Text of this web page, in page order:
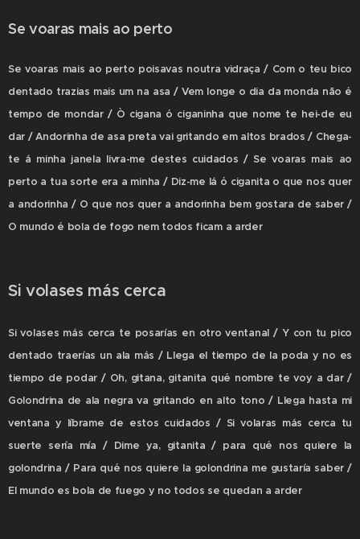
Se voaras mais ao perto
Se voaras mais ao perto poisavas noutra vidraça / Com o teu bico
dentado trazias mais um na asa / Vem longe o dia da monda não é
tempo de mondar / Ò cigana ó ciganinha que nome te hei-de eu
dar / Andorinha de asa preta vai gritando em altos brados / Chega-
te á minha janela livra-me destes cuidados / Se voaras mais ao
perto a tua sorte era a minha / Diz-me lá ó ciganita o que nos quer
a andorinha / O que nos quer a andorinha bem gostara de saber /
O mundo é bola de fogo nem todos ficam a arder
Si volases más cerca
Si volases más cerca te posarías en otro ventanal / Y con tu pico
dentado traerías un ala más / Llega el tiempo de la poda y no es
tiempo de podar / Oh, gitana, gitanita qué nombre te voy a dar /
Golondrina de ala negra va gritando en alto tono / Llega hasta mi
ventana y líbrame de estos cuidados / Si volaras más cerca tu
suerte sería mía / Dime ya, gitanita / para qué nos quiere la
golondrina / Para qué nos quiere la golondrina me gustaría saber /
El mundo es bola de fuego y no todos se quedan a arder